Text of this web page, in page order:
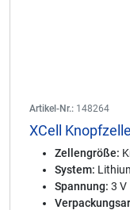
Artikel-Nr.: 148264
XCell
Zellengröße:
System:
Spannung: 3 V